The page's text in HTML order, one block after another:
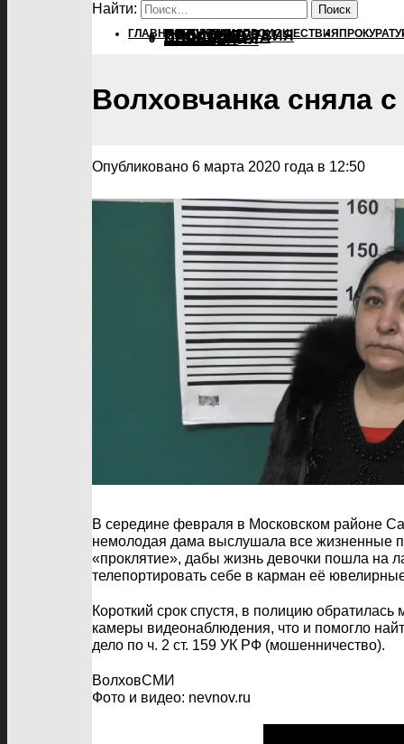
Найти:
ГЛАВНАЯПОЛИТИКАПРОИСШЕСТВИЯ
ПОЛИТИКА
ПРОИСШЕСТВИЯ
ПРОКУРАТУРА
СПОРТ
КУЛЬТУРА
ПОСЕЛЕНИЯ
Волховчанка сняла
Опубликовано 6 марта 2020 года в 12:50
В середине февраля в Московском районе
немолодая дама выслушала все жизненные
«проклятие», дабы жизнь девочки пошла на
телепортировать себе в карман её
Короткий срок спустя, в полицию
камеры видеонаблюдения, что и помогло
дело по ч. 2 ст. 159 УК РФ (мошенничество).
ВолховСМИ
Фото и видео: nevnov.ru